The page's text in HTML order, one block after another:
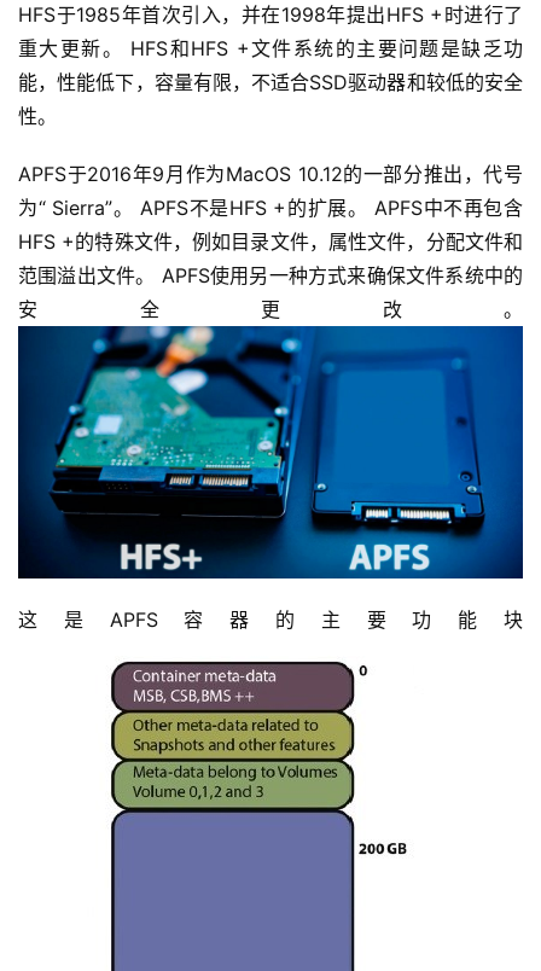
HFS于1985年首次引入，并在1998年提出HFS +时进行了
重大更新。 HFS和HFS +文件系统的主要问题是缺乏功
能，性能低下，容量有限，不适合SSD驱动器和较低的安全
性。
APFS于2016年9月作为MacOS 10.12的一部分推出，代号
为“ Sierra”。 APFS不是HFS +的扩展。 APFS中不再包含
HFS +的特殊文件，例如目录文件，属性文件，分配文件和
范围溢出文件。 APFS使用另一种方式来确保文件系统中的
安全更改。
这是APFS容器的主要功能块